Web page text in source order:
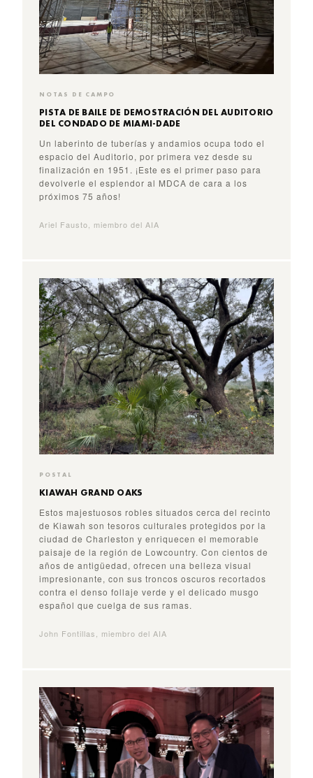
NOTAS DE CAMPO
PISTA DE BAILE DE DEMOSTRACIÓN DEL AUDITORIO
DEL CONDADO DE MIAMI-DADE
Un laberinto de tuberías y andamios ocupa todo el
espacio del Auditorio, por primera vez desde su
finalización en 1951. ¡Este es el primer paso para
devolverle el esplendor al MDCA de cara a los
próximos 75 años!
Ariel Fausto, miembro del AIA
POSTAL
KIAWAH GRAND OAKS
Estos majestuosos robles situados cerca del recinto
de Kiawah son tesoros culturales protegidos por la
ciudad de Charleston y enriquecen el memorable
paisaje de la región de Lowcountry. Con cientos de
años de antigüedad, ofrecen una belleza visual
impresionante, con sus troncos oscuros recortados
contra el denso follaje verde y el delicado musgo
español que cuelga de sus ramas.
John Fontillas, miembro del AIA